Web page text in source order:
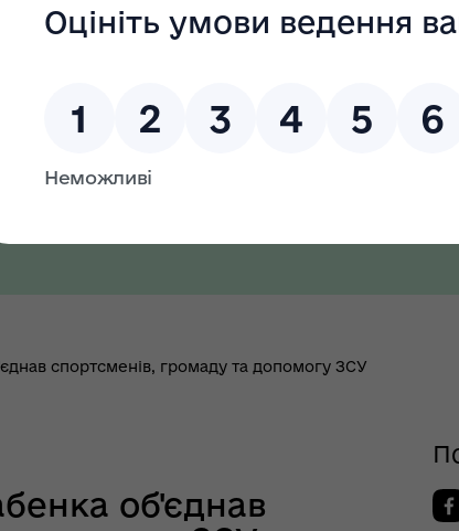
громада
спортсменів, громаду та допомогу ЗСУ
об'єднав